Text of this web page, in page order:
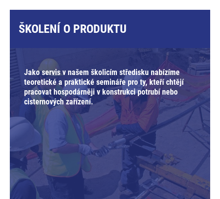
ŠKOLENÍ O PRODUKTU
Jako servis v našem školicím středisku nabízíme
teoretické a praktické semináře pro ty, kteří chtějí
pracovat hospodárněji v konstrukci potrubí nebo
cisternových zařízení.